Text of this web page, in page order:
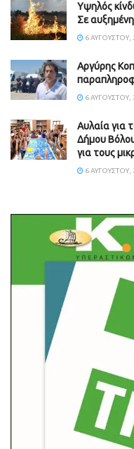
Υψηλός
Σε
6 ΑΥΓΟΎΣΤΟΥ,
Aργύρης
6 ΑΥΓΟΎΣΤΟΥ,
Αυλαία για
Δήμου
για τους
6 ΑΥΓΟΎΣΤΟΥ,